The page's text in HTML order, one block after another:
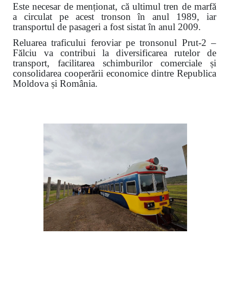
Este necesar de menționat, că ultimul tren de marfă
a circulat pe acest tronson în anul 1989, iar
transportul de pasageri a fost sistat în anul 2009.
Reluarea traficului feroviar pe tronsonul Prut-2 –
Fălciu va contribui la diversificarea rutelor de
transport, facilitarea schimburilor comerciale și
consolidarea cooperării economice dintre Republica
Moldova și România.